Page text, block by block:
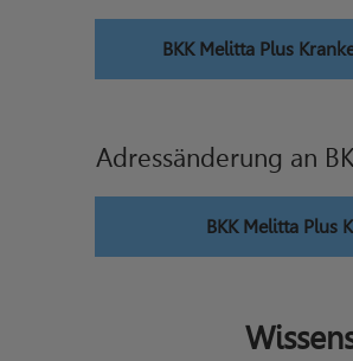
BKK Melitta Plus
Adressänderung an
BKK Melitta Plus